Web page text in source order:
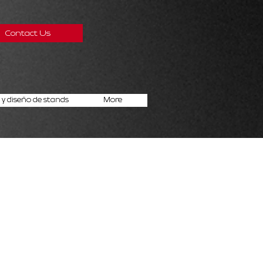
Contact Us
diseño de stands More